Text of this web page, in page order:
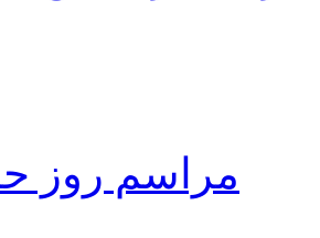
مراسم روز